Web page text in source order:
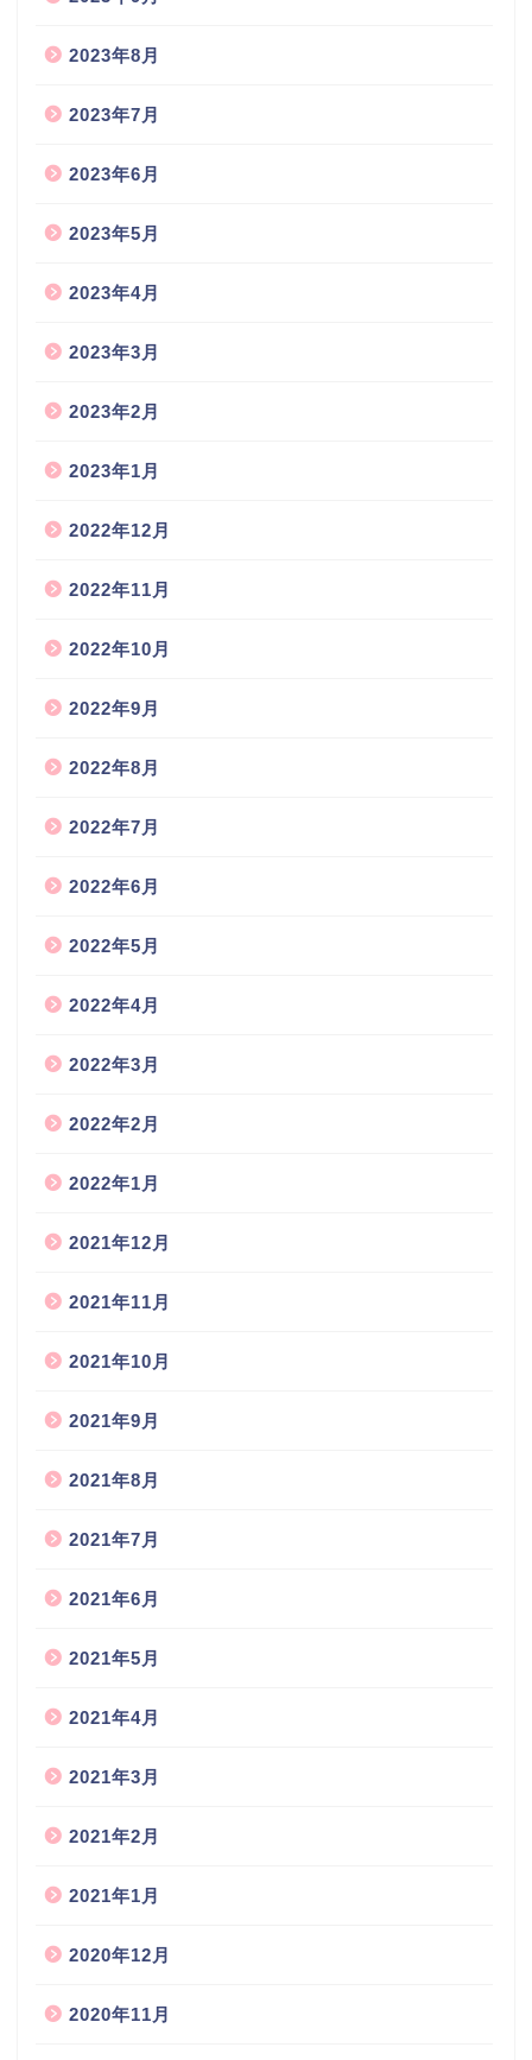
2023年8月
2023年7月
2023年6月
2023年5月
2023年4月
2023年3月
2023年2月
2023年1月
2022年12月
2022年11月
2022年10月
2022年9月
2022年8月
2022年7月
2022年6月
2022年5月
2022年4月
2022年3月
2022年2月
2022年1月
2021年12月
2021年11月
2021年10月
2021年9月
2021年8月
2021年7月
2021年6月
2021年5月
2021年4月
2021年3月
2021年2月
2021年1月
2020年12月
2020年11月